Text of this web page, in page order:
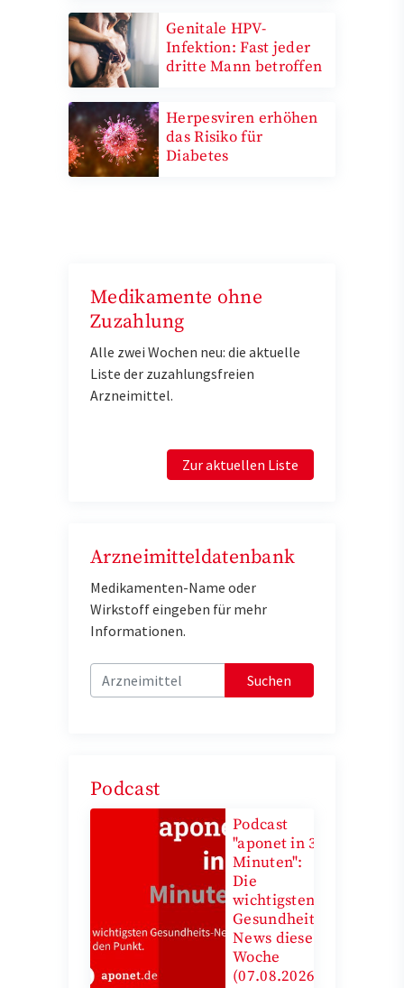
Genitale HPV-
Infektion: Fast jeder
dritte Mann betroffen
Herpesviren erhöhen
das Risiko für
Diabetes
Medikamente ohne
Zuzahlung
Alle zwei Wochen neu: die aktuelle
Liste der zuzahlungsfreien
Arzneimittel.
Zur aktuellen Liste
Arzneimitteldatenbank
Medikamenten-Name oder
Wirkstoff eingeben für mehr
Informationen.
Suchen
Podcast
Podcast
"aponet in 3
Minuten":
Die
wichtigsten
Gesundheits-
News diese
Woche
(07.08.2026)